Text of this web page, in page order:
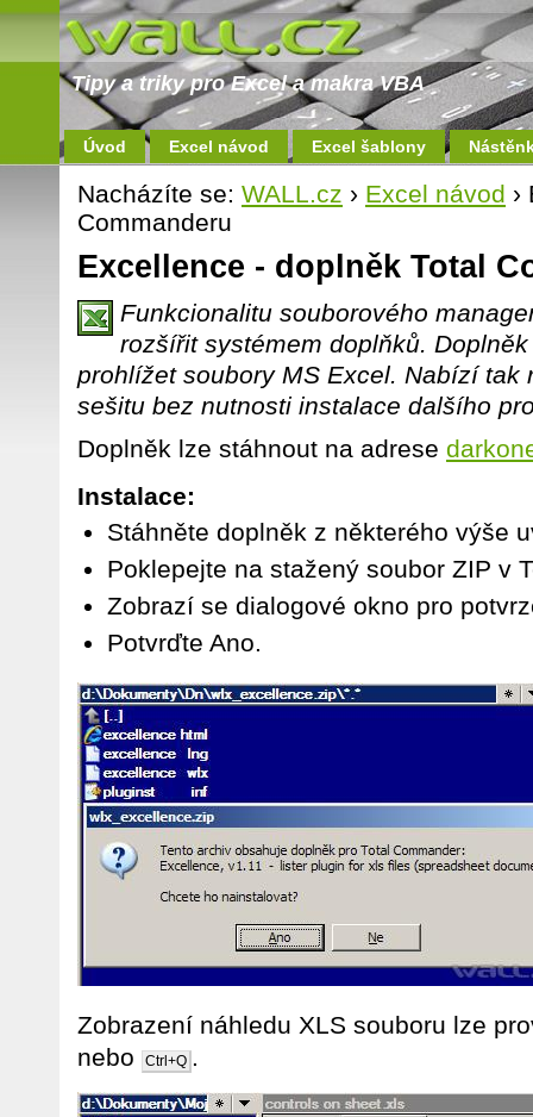
Tipy a triky pro Excel a makra VBA
Úvod Excel návod Excel šablony
Nacházíte se: WALL.cz › Excel návod ›
Commanderu
Excellence - doplněk Total
Funkcionalitu souborového
rozšířit systémem doplňků.
prohlížet soubory MS Excel. Nabízí tak
sešitu bez nutnosti instalace dalšího
Doplněk lze stáhnout na adrese
Instalace:
Stáhněte doplněk z některého výše
Poklepejte na stažený soubor ZIP v
Zobrazí se dialogové okno pro
Potvrďte Ano.
Zobrazení náhledu XLS souboru lze
nebo
Ctrl+Q .